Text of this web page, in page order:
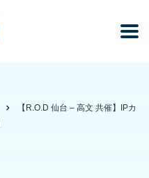
【R.O.D 仙台 – 高文 共催】IPカ